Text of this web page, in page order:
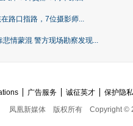
路口指路，7位摄影师...
情蒙混 警方现场勘察发现...
广告服务 诚征英才
保护隐
凤凰新媒体
版权所有 Copyright ©